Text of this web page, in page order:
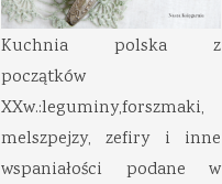
Kuchnia polska z
początków
XXw.:leguminy,forszmaki,
melszpejzy, zefiry i inne
wspaniałości podane w